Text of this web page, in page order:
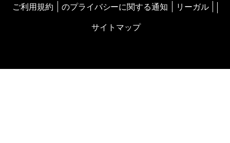
ご利用規約 新しいタブで開く
のプライバシーに関する通知
リーガル
サイトマップ